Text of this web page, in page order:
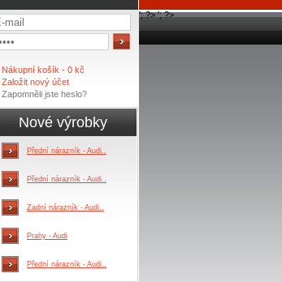
Nákupní košík - 0 kč
Založit nový účet
Zapomněli jste heslo?
Nové výrobky
Přední nárazník - Audi..
Přední nárazník - Audi..
Zadní nárazník - Audi..
Prahy - Audi
Přední nárazník - Audi..
'; ?>'; ?>